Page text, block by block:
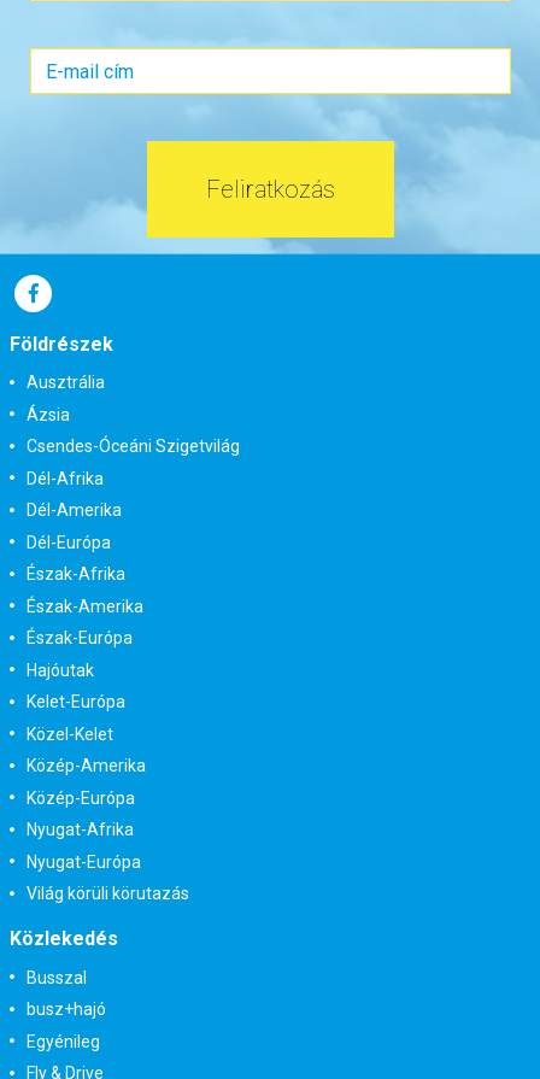
már 1.450.000 Ft-tól
Időpontok és árak
Feliratkozás
Földrészek
Ausztrália
Ázsia
Csendes-Óceáni Szigetvilág
Dél-Afrika
Dél-Amerika
Dél-Európa
Észak-Afrika
Észak-Amerika
Észak-Európa
Hajóutak
Kelet-Európa
Közel-Kelet
Közép-Amerika
Közép-Európa
Nyugat-Afrika
Nyugat-Európa
Világ körüli körutazás
Közlekedés
Busszal
busz+hajó
Egyénileg
Fly & Drive